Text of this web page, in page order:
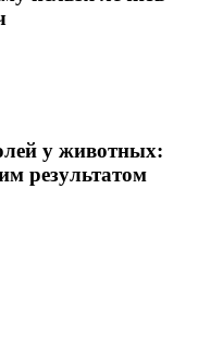
у животных:
результатом